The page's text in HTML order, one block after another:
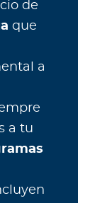
de
que
a
a tu